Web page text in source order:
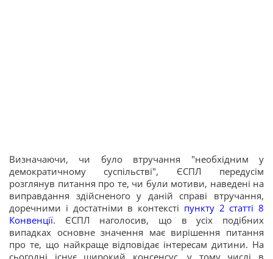
Визначаючи, чи було втручання "необхідним у
демократичному суспільстві", ЄСПЛ передусім
розглянув питання про те, чи були мотиви, наведені на
виправдання здійсненого у даній справі втручання,
доречними і достатніми в контексті пункту 2 статті 8
Конвенції. ЄСПЛ наголосив, що в усіх подібних
випадках основне значення має вирішення питання
про те, що найкраще відповідає інтересам дитини. На
сьогодні існує широкий консенсус, у тому числі в